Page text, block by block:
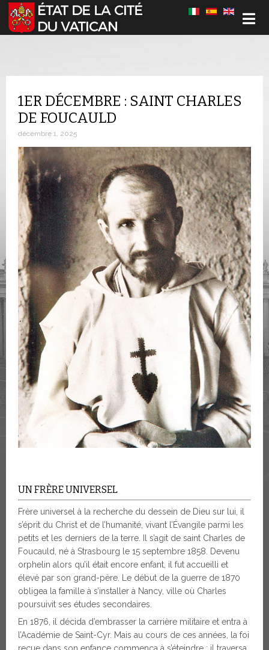
Sélectionnez votre langue
1ER DÉCEMBRE : SAINT CHARLES
DE FOUCAULD
décembre 1, 2025
UN FRÈRE UNIVERSEL
Frère universel à la recherche du dessein de Dieu sur lui, il
s’éprit du Christ et de l’humanité, vivant l’Évangile parmi les
petits et les derniers de la terre. Il s’agit de saint Charles de
Foucauld, né à Strasbourg le 15 septembre 1858. Devenu
orphelin alors qu’il était encore enfant, il fut accueilli et
élevé par son grand-père. Le début de la guerre de 1870
obligea la famille à s’installer à Nancy, ville où Charles
poursuivit ses études secondaires.
En 1876, il décida d’embrasser la carrière militaire et entra à
l’Académie de Saint-Cyr. Mais au cours de ces années, la foi
reçue dans son enfance commença à s’éteindre : il traversa